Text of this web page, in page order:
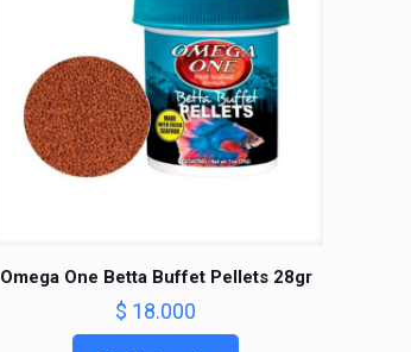
Omega One Betta Buffet Pellets 28gr
$ 18.000